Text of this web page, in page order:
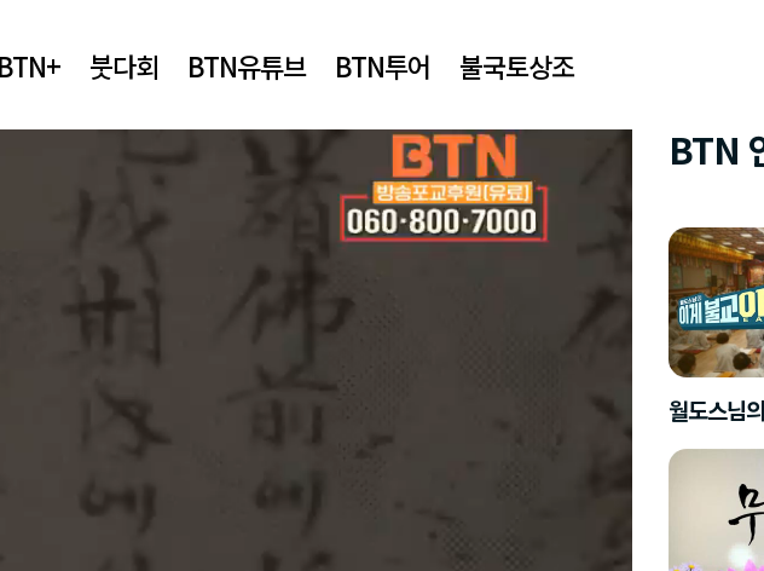
BTN+ 붓다회 BTN유튜브 BTN투어 불국토상조
BTN
월도스님